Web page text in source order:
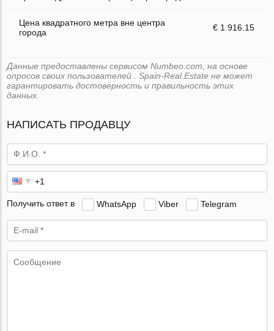
Цена квадратного метра вне центра
города
€ 1 916.15
Данные предоставлены сервисом Numbeo.com, на основе
опросов своих пользователей . Spain-Real.Estate не может
гарантировать достоверность и правильность этих
данных.
НАПИСАТЬ ПРОДАВЦУ
Получить ответ в WhatsApp Viber Telegram